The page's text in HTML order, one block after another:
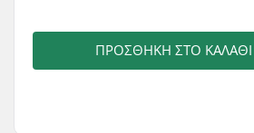
ΠΡΟΣΘΉΚΗ ΣΤΟ ΚΑΛΆΘΙ